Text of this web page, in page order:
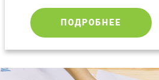
ПОДРОБНЕЕ